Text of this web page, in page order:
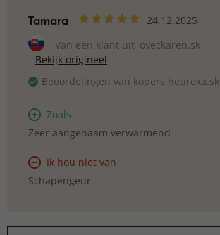
Tamara
24.12.2025
Van een klant uit oveckaren.sk
Bekijk origineel
Beoordelingen van kopers heureka.sk
Zoals
Zeer aangenaam verwarmend
Ik hou niet van
Schapengeur